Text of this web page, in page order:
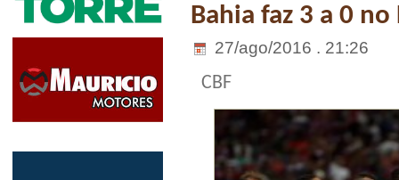
Bahia faz 3 a 0
27/ago/2016 . 21:26
CBF